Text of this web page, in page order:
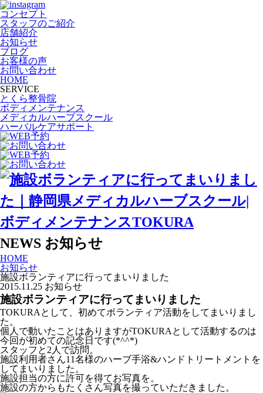
コンセプト
スタッフのご紹介
店舗紹介
お知らせ
ブログ
お客様の声
お問い合わせ
HOME
SERVICE
とくら整骨院
ボディメンテナンス
メディカルハーブスクール
ハーバルケアサポート
NEWS お知らせ
HOME
お知らせ
施設ボランティアに行ってまいりました
2015.11.25 お知らせ
施設ボランティアに行ってまいりました
TOKURAとして、初めてボランティア活動をしてまいりまし
た。
個人で動いたことはありますがTOKURAとして活動するのは
今回が初めての記念日です(*^^*)
スタッフと2人で訪問。
施設利用者さん11名様のハーブ手浴&ハンドトリートメントを
してまいりました。
施設担当の方に許可を得てお写真を。
施設の方からもたくさん写真を撮っていただきました。